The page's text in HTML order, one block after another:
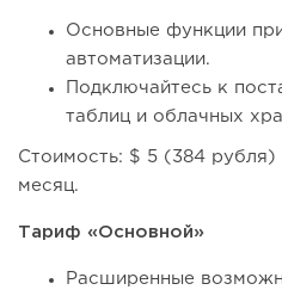
Основные функции
автоматизации.
Подключайтесь к
таблиц и облачных
Стоимость: $ 5 (384 рубля)
месяц.
Тариф «Основной»
Расширенные